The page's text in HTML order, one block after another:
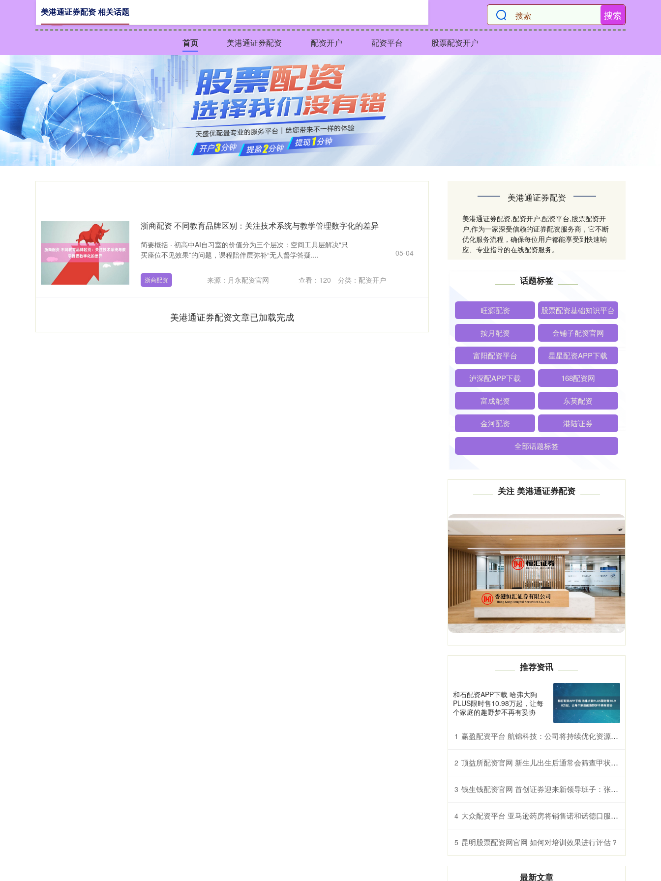
搜索
首页 美港通证券配资 配资开户 配资平台 股票配资开户
美港通证券配资 相关话题
浙商配资 不同教育品牌区别：关注技术系统与教学管理数字化的差异
简要概括 · 初高中AI自习室的价值分为三个层次：空间工具层解决“只
买座位不见效果”的问题，课程陪伴层弥补“无人督学答疑....
05-04
浙商配资 来源：月永配资官网 查看： 120 分类：配资开户
美港通证券配资文章已加载完成
美港通证券配资
美港通证券配资,配资开户,配资平台,股票配资开
户,作为一家深受信赖的证券配资服务商，它不断
优化服务流程，确保每位用户都能享受到快速响
应、专业指导的在线配资服务。
话题标签
旺源配资 股票配资基础知识平台
按月配资 金铺子配资官网
富阳配资平台 星星配资APP下载
泸深配APP下载 168配资网
富成配资 东英配资
金河配资 港陆证券
全部话题标签
关注 美港通证券配资
推荐资讯
和石配资APP下载 哈弗大狗
PLUS限时售10.98万起，让每
个家庭的趣野梦不再有妥协
1 赢盈配资平台 航锦科技：公司将持续优化资源配置 促进各业务板块高质量发展
2 顶益所配资官网 新生儿出生后通常会筛查甲状腺功能吗？
3 钱生钱配资官网 首创证券迎来新领导班子：张涛当选董事长 蒋青峰出任总经理
4 大众配资平台 亚马逊药房将销售诺和诺德口服减重药
5 昆明股票配资网官网 如何对培训效果进行评估？
最新文章